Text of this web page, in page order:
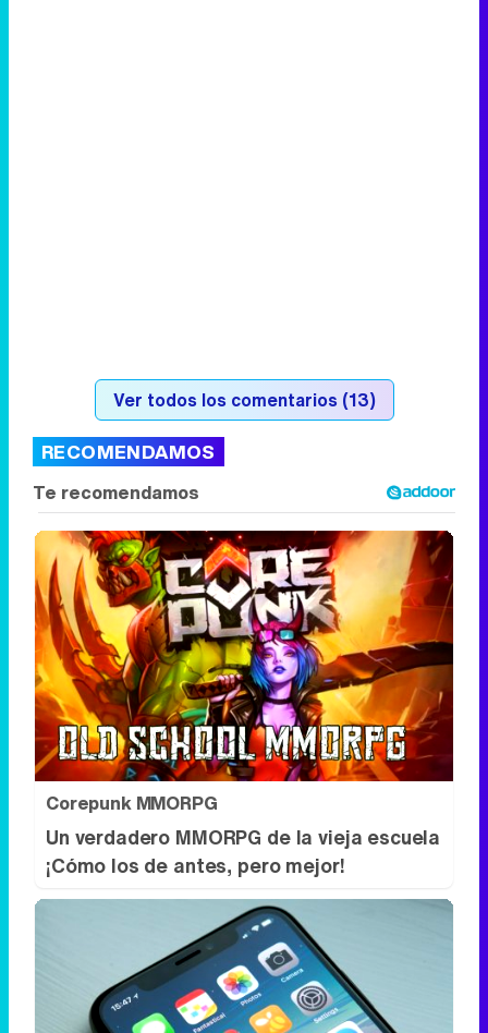
Ver todos los comentarios (13)
RECOMENDAMOS
Corepunk MMORPG
Un verdadero MMORPG de la vieja escuela
¡Cómo los de antes, pero mejor!